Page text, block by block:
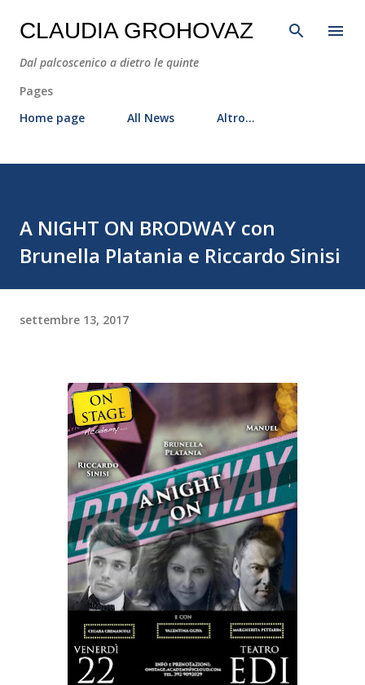
Passa ai contenuti principali
CLAUDIA GROHOVAZ
Dal palcoscenico a dietro le quinte
Pages
Home page
All News Altro…
A NIGHT ON BRODWAY con
Brunella Platania e Riccardo Sinisi
settembre 13, 2017